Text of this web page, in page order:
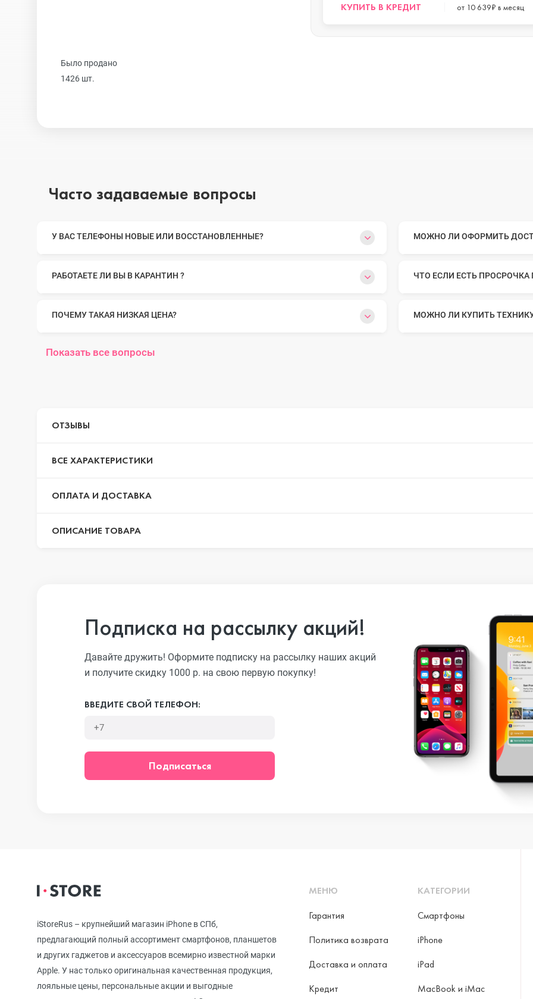
iPhone 12 Pro Max
iPhone 12
iPhone 11
iPhone XS Max
КУПИТЬ В КРЕДИТ от 10 639₽ в месяц
Было продано
1426 шт.
Часто задаваемые вопросы
У ВАС ТЕЛЕФОНЫ НОВЫЕ ИЛИ ВОССТАНОВЛЕННЫЕ?
РАБОТАЕТЕ ЛИ ВЫ В КАРАНТИН ?
ПОЧЕМУ ТАКАЯ НИЗКАЯ ЦЕНА?
МОЖНО ЛИ ОФОРМИТЬ
ЧТО ЕСЛИ ЕСТЬ
МОЖНО ЛИ КУПИТЬ
Показать все вопросы
ОТЗЫВЫ
ВСЕ ХАРАКТЕРИСТИКИ
ОПЛАТА И ДОСТАВКА
ОПИСАНИЕ ТОВАРА
Подписка на рассылку акций!
Давайте дружить! Оформите подписку на рассылку наших акций
и получите скидку 1000 р. на свою первую покупку!
ВВЕДИТЕ СВОЙ ТЕЛЕФОН:
Подписаться
iStoreRus – крупнейший магазин iPhone в СПб,
предлагающий полный ассортимент смартфонов, планшетов
и других гаджетов и аксессуаров всемирно известной марки
Apple. У нас только оригинальная качественная продукция,
лояльные цены, персональные акции и выгодные
МЕНЮ
Гарантия
Политика возврата
Доставка и оплата
Кредит
КАТЕГОРИИ
Смартфоны
iPhone
iPad
MacBook и iMac